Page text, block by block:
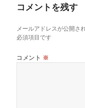
コメントを残す
メールアドレスが公開さ
必須項目です
コメント ※